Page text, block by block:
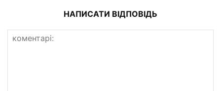
НАПИСАТИ ВІДПОВІДЬ